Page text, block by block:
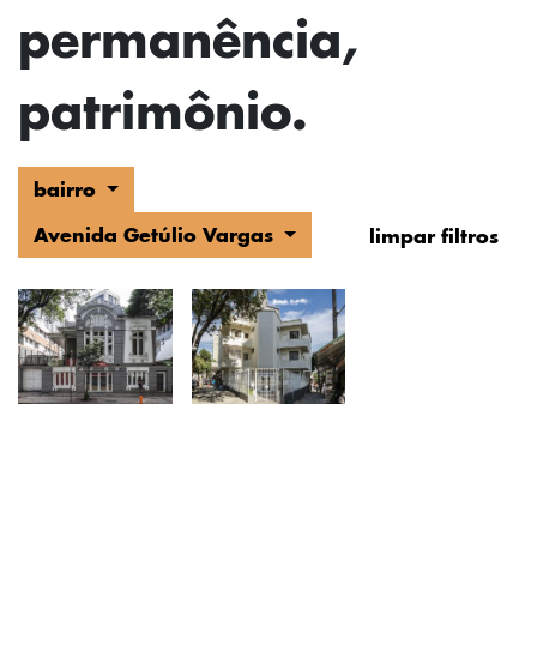
permanência,
patrimônio.
bairro
Avenida Getúlio Vargas
limpar filtros